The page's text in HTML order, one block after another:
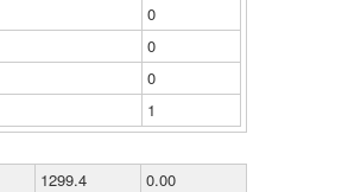
0
0
0
1
1299.4
0.00